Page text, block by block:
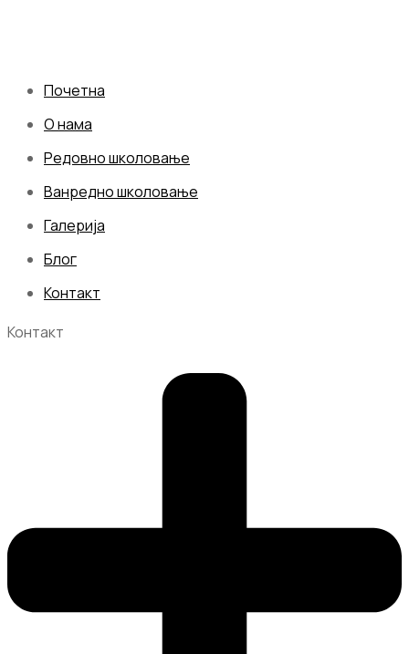
Почетна
О нама
Редовно школовање
Ванредно школовање
Галерија
Блог
Контакт
Контакт